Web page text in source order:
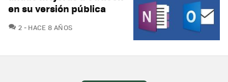
en su versión pública
2 COMENTARIOS
HACE 8 AÑOS